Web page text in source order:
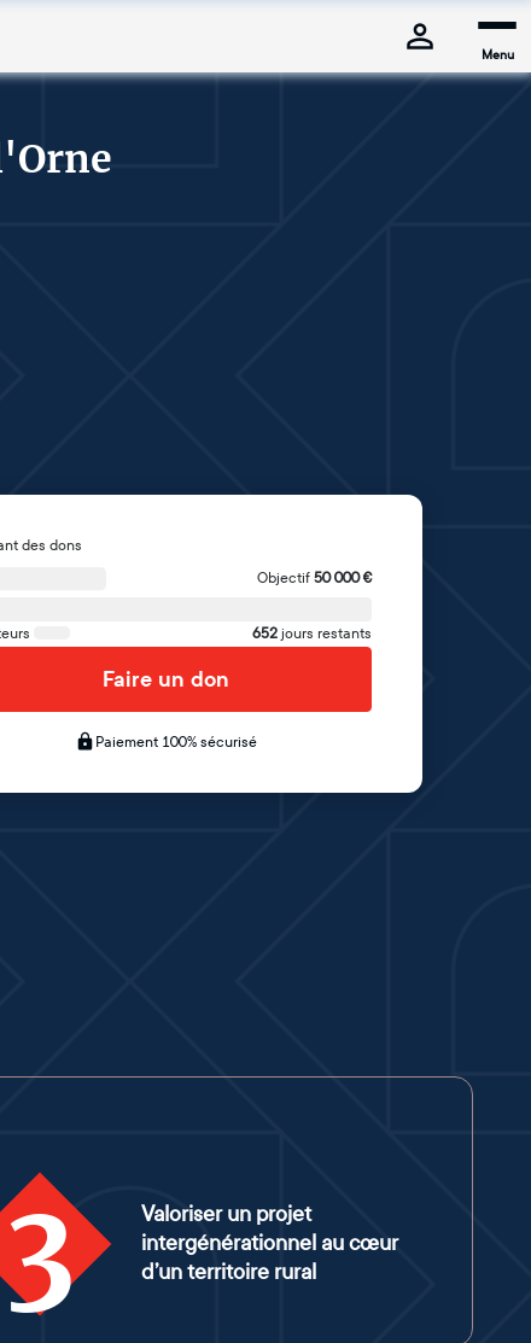
Menu
des dons
Objectif 50 000€
652 jours restants
Faire un don
Paiement 100% sécurisé
3
Valoriser un projet
intergénérationnel au cœur
d’un territoire rural